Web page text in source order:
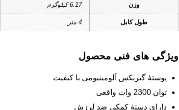
وزن 6.17 کیلوگرم
طول کابل 4 متر
ویژگی های فنی محصول
پوستۀ گیربکس آلومینیومی با کیفیت
توان 2300 وات واقعی
دارای دستۀ کمکی ضد لرزش